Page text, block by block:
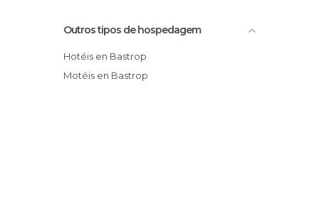
Outros tipos de hospedagem
Hotéis en Bastrop
Motéis en Bastrop